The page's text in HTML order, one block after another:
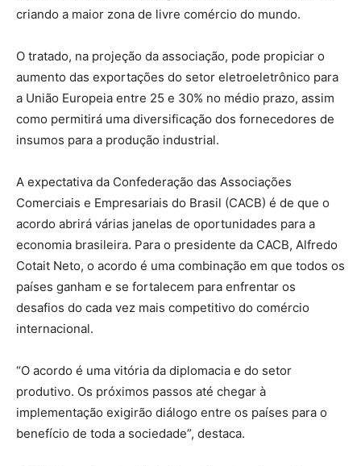
criando a maior zona de livre comércio do mundo.
O tratado, na projeção da associação, pode propiciar o
aumento das exportações do setor eletroeletrônico para
a União Europeia entre 25 e 30% no médio prazo, assim
como permitirá uma diversificação dos fornecedores de
insumos para a produção industrial.
A expectativa da Confederação das Associações
Comerciais e Empresariais do Brasil (CACB) é de que o
acordo abrirá várias janelas de oportunidades para a
economia brasileira. Para o presidente da CACB, Alfredo
Cotait Neto, o acordo é uma combinação em que todos os
países ganham e se fortalecem para enfrentar os
desafios do cada vez mais competitivo do comércio
internacional.
“O acordo é uma vitória da diplomacia e do setor
produtivo. Os próximos passos até chegar à
implementação exigirão diálogo entre os países para o
benefício de toda a sociedade”, destaca.